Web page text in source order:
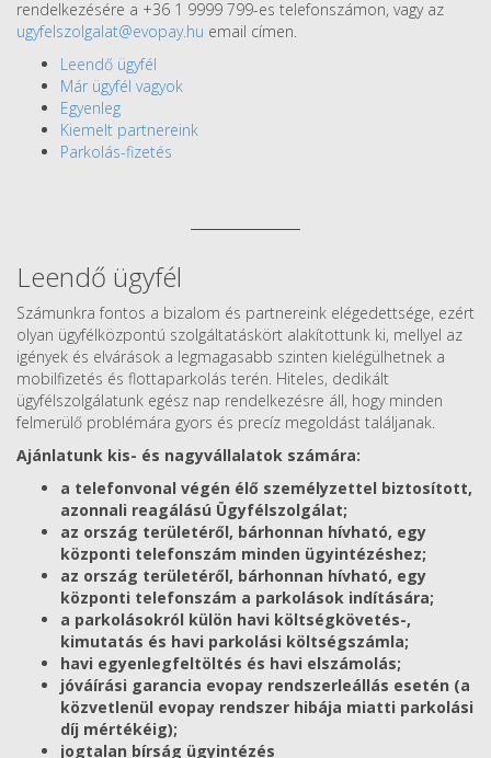
rendelkezésére a +36 1 9999 799-es telefonszámon, vagy az
ugyfelszolgalat@evopay.hu email címen.
Leendő ügyfél
Már ügyfél vagyok
Egyenleg
Kiemelt partnereink
Parkolás-fizetés
Leendő ügyfél
Számunkra fontos a bizalom és partnereink elégedettsége, ezért
olyan ügyfélközpontú szolgáltatáskört alakítottunk ki, mellyel az
igények és elvárások a legmagasabb szinten kielégülhetnek a
mobilfizetés és flottaparkolás terén. Hiteles, dedikált
ügyfélszolgálatunk egész nap rendelkezésre áll, hogy minden
felmerülő problémára gyors és precíz megoldást találjanak.
Ajánlatunk kis- és nagyvállalatok számára:
a telefonvonal végén élő személyzettel biztosított,
azonnali reagálású Ügyfélszolgálat;
az ország területéről, bárhonnan hívható, egy
központi telefonszám minden ügyintézéshez;
az ország területéről, bárhonnan hívható, egy
központi telefonszám a parkolások indítására;
a parkolásokról külön havi költségkövetés-,
kimutatás és havi parkolási költségszámla;
havi egyenlegfeltöltés és havi elszámolás;
jóváírási garancia evopay rendszerleállás esetén (a
közvetlenül evopay rendszer hibája miatti parkolási
díj mértékéig);
jogtalan bírság ügyintézés